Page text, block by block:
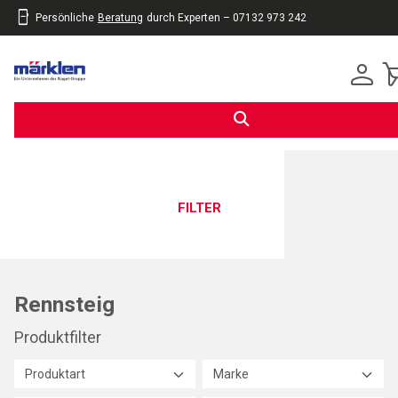
Persönliche Beratung durch Experten – 07132 973 242
FILTER
Rennsteig
Produktfilter
Produktart Marke